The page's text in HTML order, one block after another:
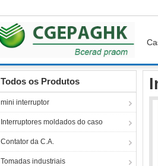
Todos os Produtos
mini interruptor
Interruptores moldados do caso
Contator da C.A.
Tomadas industriais